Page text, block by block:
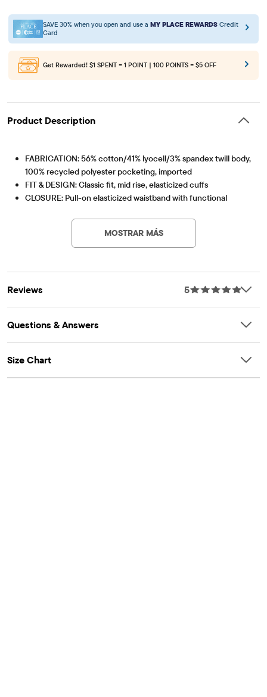
SAVE 30% when you open and use a MY PLACE REWARDS Credit
Card
Get Rewarded! $1 SPENT = 1 POINT | 100 POINTS = $5 OFF
Product Description
FABRICATION: 56% cotton/41% lyocell/3% spandex twill body,
100% recycled polyester pocketing, imported
FIT & DESIGN: Classic fit, mid rise, elasticized cuffs
CLOSURE: Pull-on elasticized waistband with functional
FEATURES: Stretch fabric, front slant & back patch pockets,
hook-and-loop cargo pockets, front seams, fabric finished for
added softness & to reduce shrinkage
MOSTRAR MÁS
Reviews 5
Questions & Answers
Size Chart